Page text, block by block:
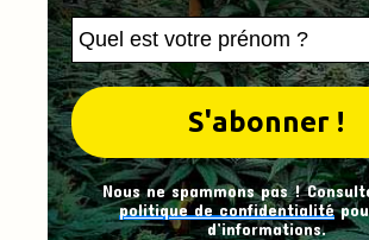
Nous ne spammons pas !
politique de confidentialité
d’informations.